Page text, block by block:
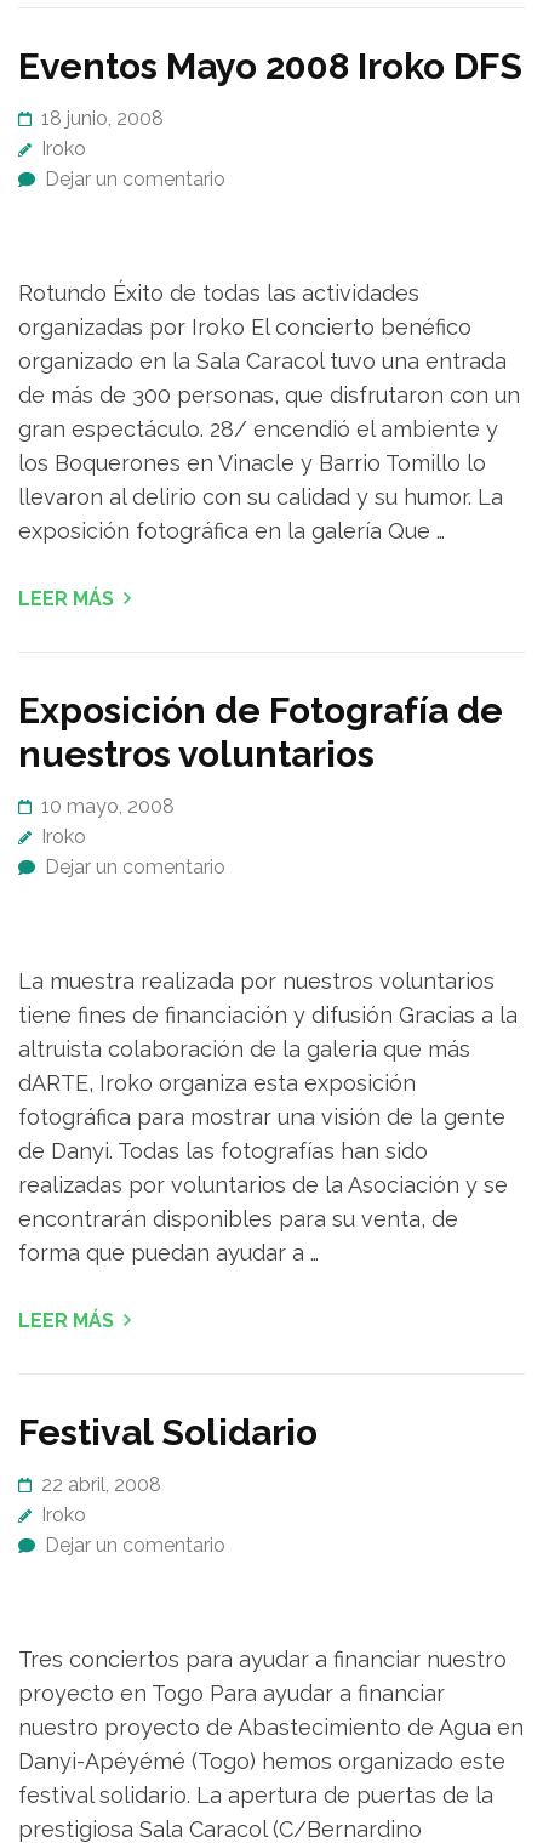
Eventos Mayo 2008 Iroko DFS
18 junio, 2008
Iroko
Dejar un comentario
Rotundo Éxito de todas las actividades
organizadas por Iroko El concierto benéfico
organizado en la Sala Caracol tuvo una entrada
de más de 300 personas, que disfrutaron con un
gran espectáculo. 28/ encendió el ambiente y
los Boquerones en Vinacle y Barrio Tomillo lo
llevaron al delirio con su calidad y su humor. La
exposición fotográfica en la galería Que …
LEER MÁS
Exposición de Fotografía de
nuestros voluntarios
10 mayo, 2008
Iroko
Dejar un comentario
La muestra realizada por nuestros voluntarios
tiene fines de financiación y difusión Gracias a la
altruista colaboración de la galeria que más
dARTE, Iroko organiza esta exposición
fotográfica para mostrar una visión de la gente
de Danyi. Todas las fotografías han sido
realizadas por voluntarios de la Asociación y se
encontrarán disponibles para su venta, de
forma que puedan ayudar a …
LEER MÁS
Festival Solidario
22 abril, 2008
Iroko
Dejar un comentario
Tres conciertos para ayudar a financiar nuestro
proyecto en Togo Para ayudar a financiar
nuestro proyecto de Abastecimiento de Agua en
Danyi-Apéyémé (Togo) hemos organizado este
festival solidario. La apertura de puertas de la
prestigiosa Sala Caracol (C/Bernardino